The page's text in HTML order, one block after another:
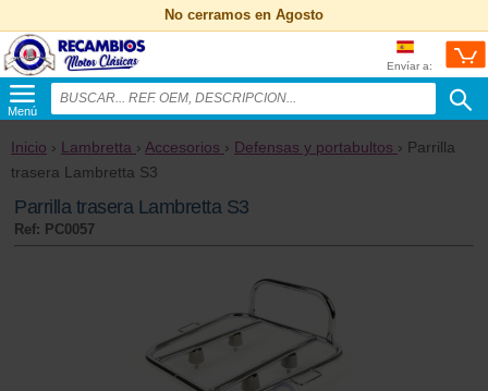
No cerramos en Agosto
Envíar a:
Menú
Inicio › Lambretta › Accesorios › Defensas y portabultos › Parrilla
trasera Lambretta S3
Parrilla trasera Lambretta S3
Ref: PC0057